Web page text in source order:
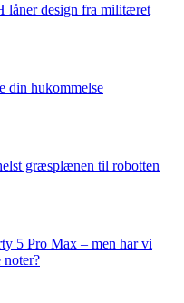
låner design fra militæret
din hukommelse
græsplænen til robotten
5 Pro Max – men har vi
noter?